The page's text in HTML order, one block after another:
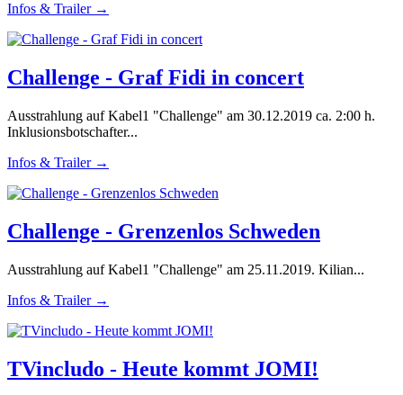
Infos & Trailer →
Challenge - Graf Fidi in concert
Ausstrahlung auf Kabel1 "Challenge" am 30.12.2019 ca. 2:00 h.
Inklusionsbotschafter...
Infos & Trailer →
Challenge - Grenzenlos Schweden
Ausstrahlung auf Kabel1 "Challenge" am 25.11.2019. Kilian...
Infos & Trailer →
TVincludo - Heute kommt JOMI!